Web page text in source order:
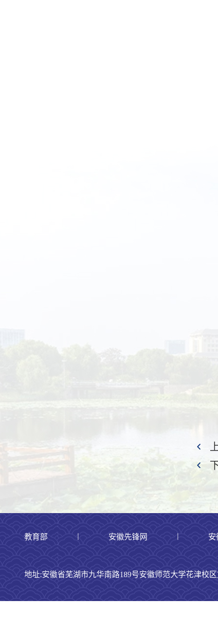
教育部 | 安徽先锋网 | 安
地址:安徽省芜湖市九华南路189号安徽师范大学花津校